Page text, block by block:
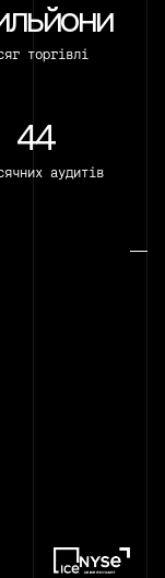
торгівлі
44
аудитів